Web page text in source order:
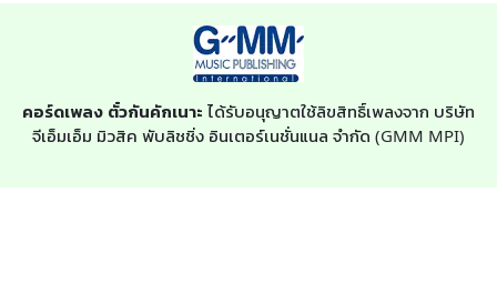
คอร์ดเพลง ตั๋วกันคักเนาะ ได้รับอนุญาตใช้ลิขสิทธิ์เพลงจาก บริษัท
จีเอ็มเอ็ม มิวสิค พับลิชชิ่ง อินเตอร์เนชั่นแนล จำกัด (GMM MPI)